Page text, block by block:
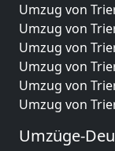
Umzug von
Umzug von
Umzug von
Umzug von
Umzug von
Umzug von
Umzüge-